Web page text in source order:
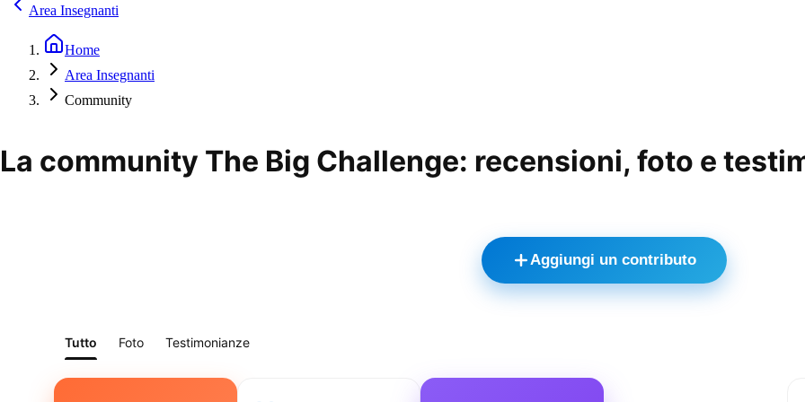
Area Insegnanti
Home
Area Insegnanti
Community
La community The Big Challenge: recensioni, foto e
Aggiungi un contributo
Tutto Foto Testimonianze